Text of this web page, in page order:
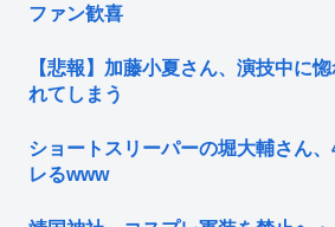
ファン歓喜
【悲報】加藤小夏さん、演技中に
れてしまう
ショートスリーパーの堀大輔さん
レるwww